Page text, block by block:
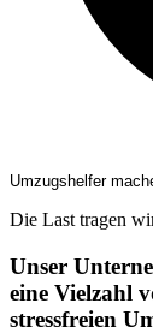
Umzugshelfer
Die Last tragen
Unser
eine Vielzahl
stressfreien